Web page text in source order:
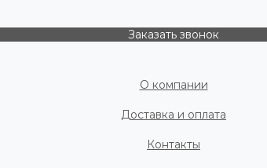
Заказать звонок
О компании
Доставка и оплата
Контакты